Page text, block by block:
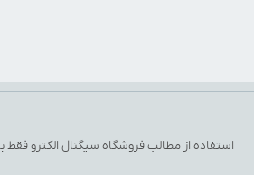
استفاده از مطالب فروشگاه سیگنال الکترو فقط